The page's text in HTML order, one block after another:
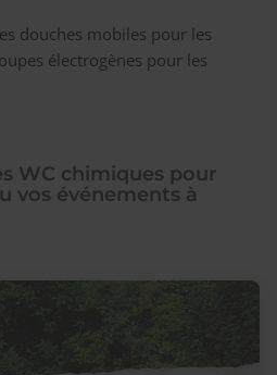
douches mobiles pour les
électrogènes pour les
WC chimiques pour
vos événements à